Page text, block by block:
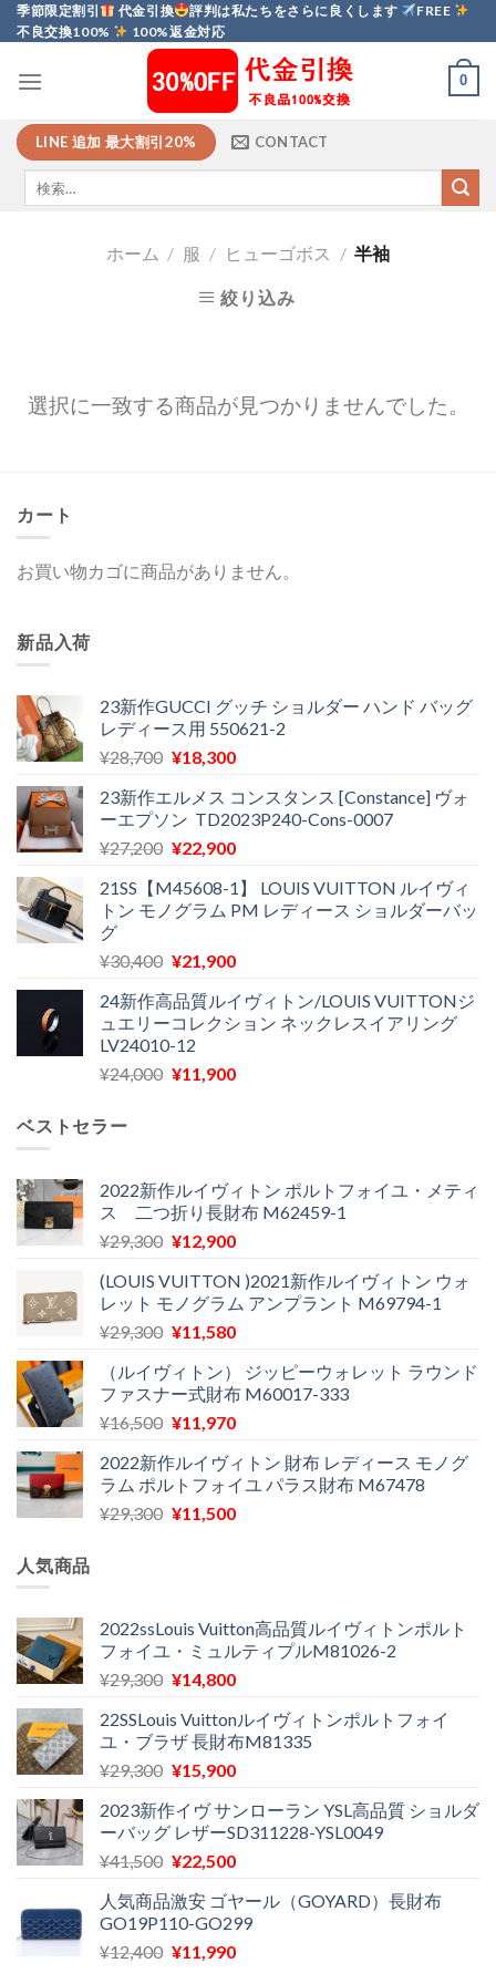
Skip
to
季節限定割引 代金引換 評判は私たちをさらに良くします
FREE
不良交換100%
100%返金対応
0
LINE 追加 最大割引20% CONTACT
ホーム / 服 / ヒューゴボス / 半袖
絞り込み
選択に一致する商品が見つかりませんでした。
カート
お買い物カゴに商品がありません。
新品入荷
23新作GUCCI グッチ ショルダー ハンド バッグ
レディース用 550621-2
¥28,700 元
価
格
は
で
し
¥18,300現
の
価
格
¥18,300
で
23新作エルメス コンスタンス [Constance] ヴォ
ーエプソン TD2023P240-Cons-0007
¥27,200 元
価
格
¥27,200
し
た。
¥22,900現
の
価
は
で
す。
21SS【M45608-1】 LOUIS VUITTON ルイヴィ
トン モノグラム PM レディース ショルダーバッ
グ
¥30,400 元
価
格
は
¥30,400
¥21,900現
の
価
は
24新作高品質ルイヴィトン/LOUIS VUITTONジ
ュエリーコレクション ネックレスイアリング
LV24010-12
¥24,000 元
¥24,000
で
し
¥11,900現
は
¥11,900
で
ベストセラー
2022新作ルイヴィトン ポルトフォイユ・メティ
ス 二つ折り長財布 M62459-1
¥29,300 元
価
格
は
で
し
た。
¥12,900現
の
価
格
¥12,900
で
す。
(LOUIS VUITTON )2021新作ルイヴィトン ウォ
レット モノグラム アンプラント M69794-1
¥29,300 元
価
格
は
で
し
た。
¥11,580現
の
価
格
¥11,580
で
す。
（ルイヴィトン） ジッピーウォレット ラウンド
ファスナー式財布 M60017-333
¥16,500 元
価
格
は
¥11,970現
の
価
格
2022新作ルイヴィトン 財布 レディース モノグ
ラム ポルトフォイユ パラス財布 M67478
¥29,300 元
¥29,300
で
し
¥11,500現
は
¥11,500
で
人気商品
2022ssLouis Vuitton高品質ルイヴィトンポルト
フォイユ・ミュルティプルM81026-2
¥29,300 元
価
格
は
で
し
た。
¥14,800現
の
価
格
¥14,800
で
す。
22SSLouis Vuittonルイヴィトンポルトフォイ
ユ・ブラザ 長財布M81335
¥29,300 元
価
格
は
で
し
た。
¥15,900現
の
価
格
¥15,900
で
す。
2023新作イヴ サンローラン YSL高品質 ショルダ
ーバッグ レザーSD311228-YSL0049
¥41,500 元
価
格
は
¥22,500現
の
価
格
人気商品激安 ゴヤール（GOYARD）長財布
GO19P110-GO299
¥12,400 元
¥11,990現